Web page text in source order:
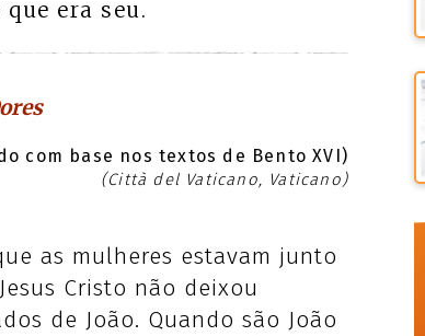
era seu.
com base nos textos de Bento XVI)
(Città del Vaticano, Vaticano)
as mulheres estavam junto
Cristo não deixou
de João. Quando são João